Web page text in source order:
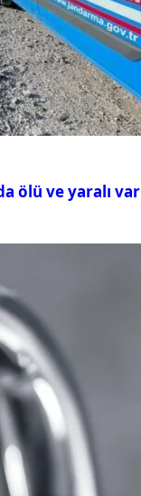
ölü ve yaralı var